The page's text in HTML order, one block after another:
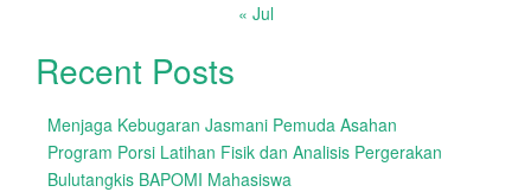
« Jul
Recent Posts
Menjaga Kebugaran Jasmani Pemuda Asahan
Program Porsi Latihan Fisik dan Analisis Pergerakan
Bulutangkis BAPOMI Mahasiswa